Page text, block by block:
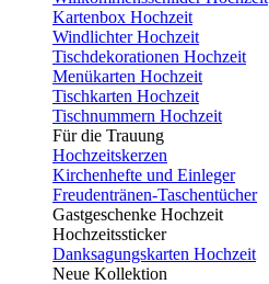
Kartenbox Hochzeit
Windlichter Hochzeit
Tischdekorationen Hochzeit
Menükarten Hochzeit
Tischkarten Hochzeit
Tischnummern Hochzeit
Für die Trauung
Hochzeitskerzen
Kirchenhefte und Einleger
Freudentränen-Taschentücher
Gastgeschenke Hochzeit
Hochzeitssticker
Danksagungskarten Hochzeit
Neue Kollektion